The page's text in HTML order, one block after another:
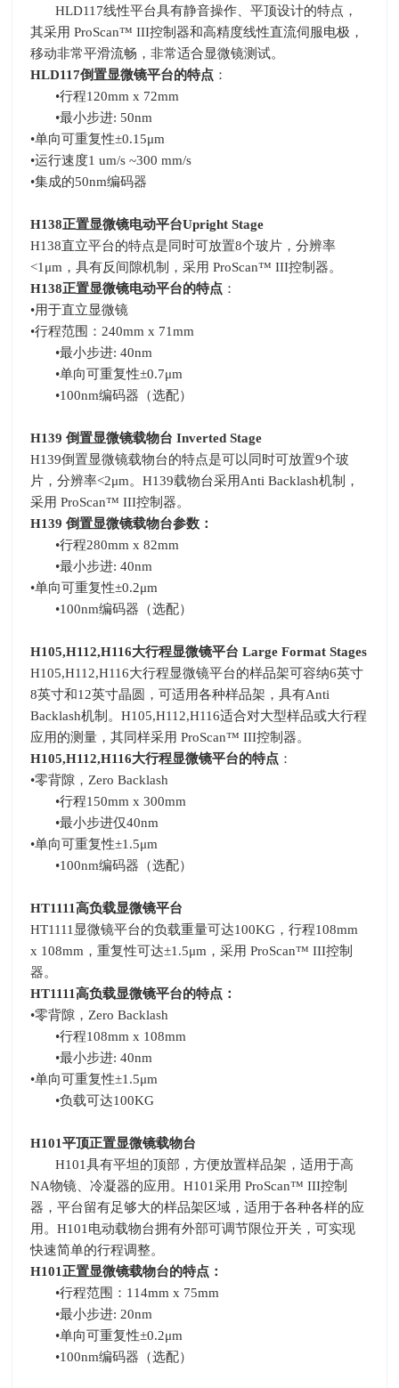
HLD117线性平台具有静音操作、平顶设计的特点，
其采用 ProScan™ III控制器和高精度线性直流伺服电极，
移动非常平滑流畅，非常适合显微镜测试。
HLD117倒置显微镜平台的特点 ：
•行程120mm x 72mm
•最小步进: 50nm
•单向可重复性±0.15μm
•运行速度1 um/s ~300 mm/s
•集成的50nm编码器
H138正置显微镜电动平台Upright Stage
H138直立平台的特点是同时可放置8个玻片，分辨率
<1 μm ，具有反间隙机制，采用 ProScan™ III控制器。
H138正置显微镜电动平台的特点 ：
•用于直立显微镜
•行程范围： 240mm x 71mm
•最小步进: 40nm
•单向可重复性±0.7μm
•100nm编码器（选配）
H139 倒置显微镜载物台 Inverted Stage
H139倒置显微镜载物台的特点是可以同时可放置9个玻
片，分辨率<2μm。H139载物台采用Anti Backlash机制，
采用 ProScan™ III控制器。
H139 倒置显微镜载物台参数：
•行程280mm x 82mm
•最小步进: 40nm
•单向可重复性±0.2μm
•100nm编码器（选配）
H105,H112,H116大行程显微镜平台 Large Format Stages
H105,H112,H116大行程显微镜平台的样品架可容纳6英寸
8英寸和12英寸晶圆，可适用各种样品架，具有Anti
Backlash机制。H105,H112,H116适合对大型样品或大行程
应用的测量，其同样采用 ProScan™ III控制器。
H105,H112,H116大行程显微镜平台的特点 ：
•零背隙， Zero Backlash
•行程150mm x 300mm
•最小步进仅40nm
•单向可重复性±1.5μm
•100nm编码器（选配）
HT1111高负载显微镜平台
HT1111显微镜平台的负载重量可达100KG ，行程108mm
x 108mm ，重复性可达±1.5μm ，采用 ProScan™ III控制
器。
HT1111高负载显微镜平台的特点：
•零背隙， Zero Backlash
•行程108mm x 108mm
•最小步进: 40nm
•单向可重复性±1.5μm
•负载可达100KG
H101平顶正置显微镜载物台
H101具有平坦的顶部，方便放置样品架，适用于高
NA物镜、冷凝器的应用。H101采用 ProScan™ III控制
器，平台留有足够大的样品架区域，适用于各种各样的应
用。H101 电动载物台拥有外部可调节限位开关，可实现
快速简单的行程调整。
H101 正置显微镜载物台的特点：
•行程范围： 114mm x 75mm
•最小步进: 20nm
•单向可重复性±0.2μm
•100nm编码器（选配）